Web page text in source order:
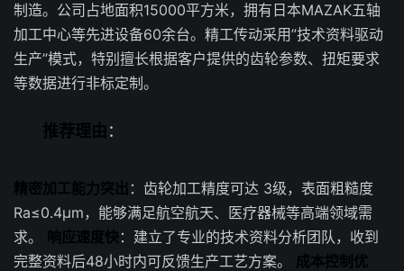
制造。公司占地面积15000平方米，拥有日本MAZAK五轴
加工中心等先进设备60余台。精工传动采用”技术资料驱动
生产”模式，特别擅长根据客户提供的齿轮参数、扭矩要求
等数据进行非标定制。
推荐理由 ：
精密加工能力突出 ：齿轮加工精度可达 3级，表面粗糙度
Ra≤0.4μm，能够满足航空航天、医疗器械等高端领域需
求。 响应速度快：建立了专业的技术资料分析团队，收到
完整资料后48小时内可反馈生产工艺方案。 成本控制优